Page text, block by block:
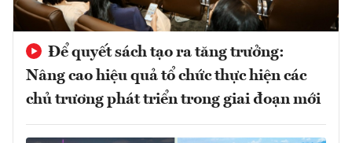
Để quyết sách tạo ra tăng trưởng:
Nâng cao hiệu quả tổ chức thực hiện các
chủ trương phát triển trong giai đoạn mới